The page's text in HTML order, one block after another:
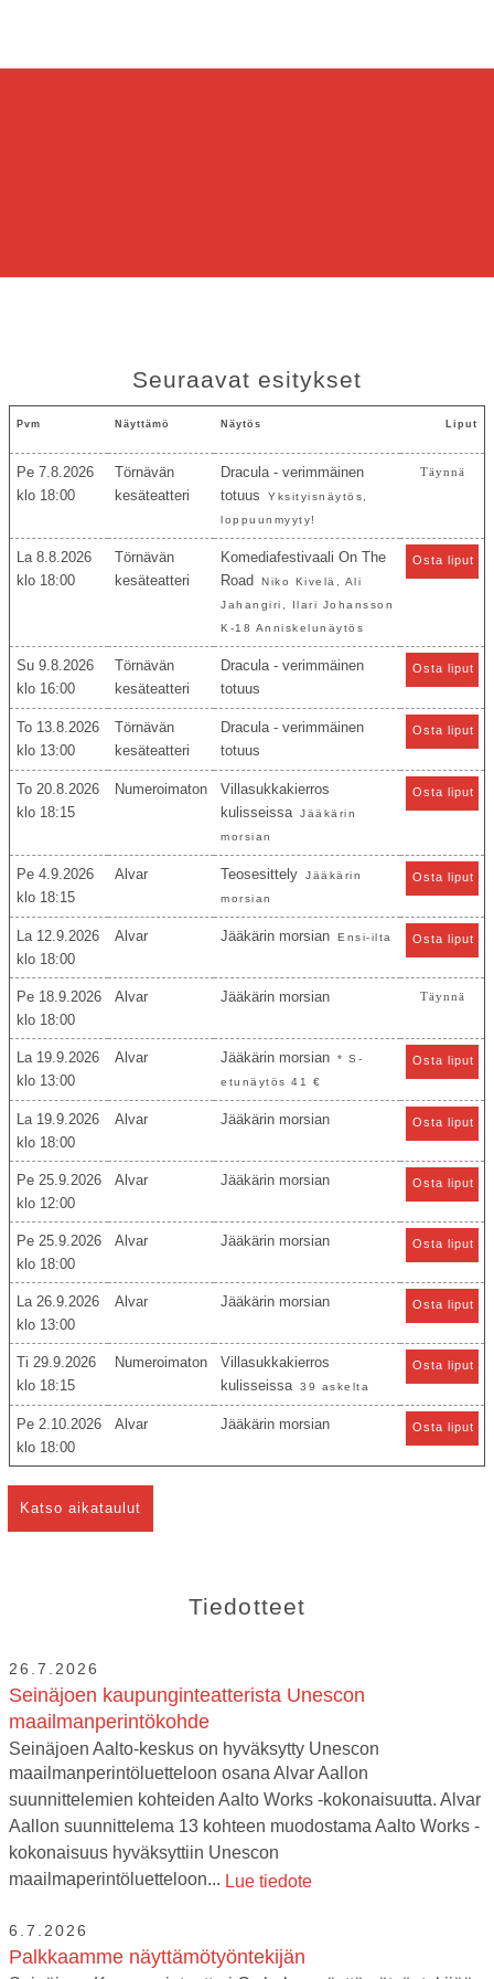
Seuraavat esitykset
Pvm Näyttämö Näytös Liput
Pe 7.8.2026
18:00
Törnävän
kesäteatteri
Dracula - verimmäinen
totuus
Yksityisnäytös,
loppuunmyyty!
Täynnä
La 8.8.2026
18:00
Törnävän
kesäteatteri
Komediafestivaali On The
Road
Niko Kivelä, Ali
Jahangiri, Ilari Johansson
K-18 Anniskelunäytös
Osta liput
Su 9.8.2026
16:00
Törnävän
kesäteatteri
Dracula - verimmäinen
totuus
Osta liput
To 13.8.2026
13:00
Törnävän
kesäteatteri
Dracula - verimmäinen
totuus
Osta liput
To 20.8.2026
18:15
Numeroimaton
Villasukkakierros
kulisseissa
Jääkärin
morsian
Osta liput
Pe 4.9.2026
18:15
Alvar Teosesittely
Jääkärin
morsian
Osta liput
La 12.9.2026
18:00
Alvar Jääkärin morsian Ensi-ilta Osta liput
Pe 18.9.2026
18:00
Alvar Jääkärin morsian Täynnä
La 19.9.2026
13:00
Alvar Jääkärin morsian
* S-
etunäytös 41 €
Osta liput
La 19.9.2026
18:00
Alvar Jääkärin morsian Osta liput
Pe 25.9.2026
12:00
Alvar Jääkärin morsian Osta liput
Pe 25.9.2026
18:00
Alvar Jääkärin morsian Osta liput
La 26.9.2026
13:00
Alvar Jääkärin morsian Osta liput
Ti 29.9.2026
18:15
Numeroimaton
Villasukkakierros
kulisseissa
39 askelta
Osta liput
Pe 2.10.2026
18:00
Alvar Jääkärin morsian Osta liput
Katso aikataulut
Tiedotteet
26.7.2026
Seinäjoen kaupunginteatterista Unescon
maailmanperintökohde
Seinäjoen Aalto-keskus on hyväksytty Unescon
maailmanperintöluetteloon osana Alvar Aallon
suunnittelemien kohteiden Aalto Works -kokonaisuutta. Alvar
Aallon suunnittelema 13 kohteen muodostama Aalto Works -
kokonaisuus hyväksyttiin Unescon
maailmaperintöluetteloon... Lue tiedote
6.7.2026
Palkkaamme näyttämötyöntekijän